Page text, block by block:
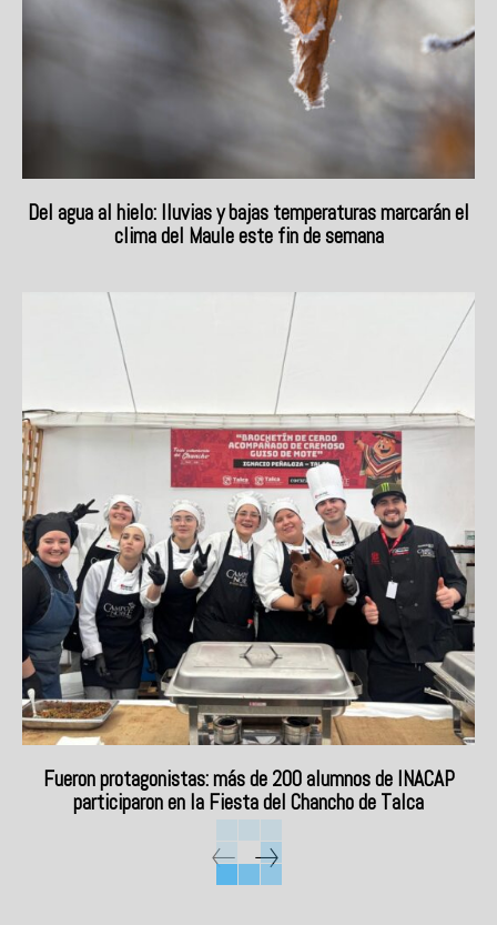
Del agua al hielo: lluvias y bajas temperaturas marcarán el
clima del Maule este fin de semana
Fueron protagonistas: más de 200 alumnos de INACAP
participaron en la Fiesta del Chancho de Talca